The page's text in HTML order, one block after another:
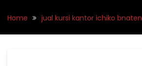
Home jual kursi kantor ichiko bnaten